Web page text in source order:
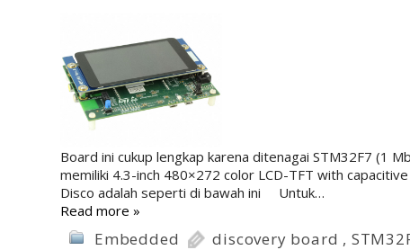
Board ini cukup lengkap karena ditenagai STM32F7 (1
memiliki 4.3-inch 480×272 color LCD-TFT with
Disco adalah seperti di bawah ini Untuk…
Read more »
Embedded discovery board ,